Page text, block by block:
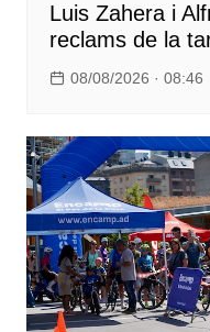
Luis Zahera i
reclams de la
08/08/2026 · 08:46